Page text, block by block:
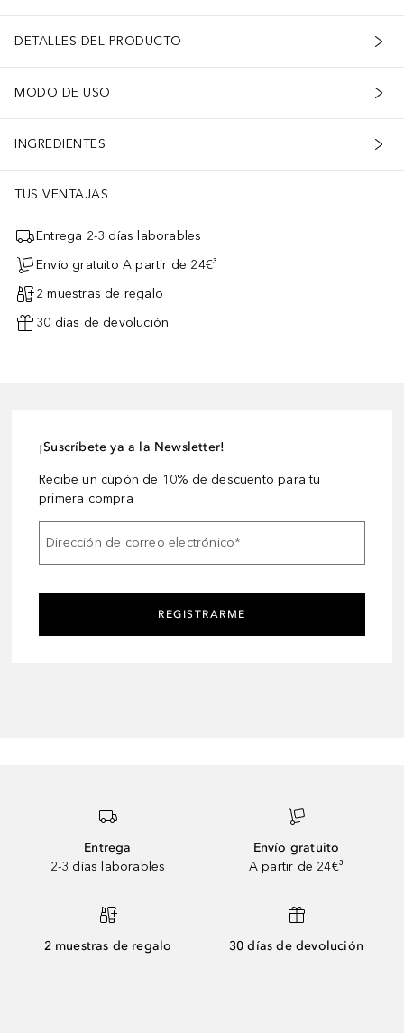
DETALLES DEL PRODUCTO
MODO DE USO
INGREDIENTES
TUS VENTAJAS
Entrega 2-3 días laborables
Envío gratuito A partir de 24€³
2 muestras de regalo
30 días de devolución
¡Suscríbete ya a la Newsletter!
Recibe un cupón de 10% de descuento para tu
primera compra
Dirección de correo electrónico*
REGISTRARME
Entrega
2-3 días laborables
Envío gratuito
A partir de 24€³
2 muestras de regalo 30 días de devolución